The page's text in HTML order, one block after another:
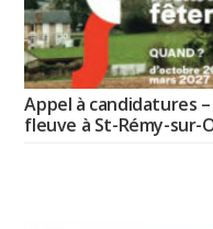
Appel à candidatures
fleuve à St-Rémy-sur-